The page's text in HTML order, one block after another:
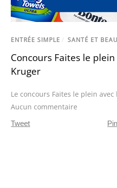
ENTRÉE SIMPLE / SANTÉ ET
Concours Faites le
Kruger
Le concours Faites le plein
Aucun commentaire
Tweet